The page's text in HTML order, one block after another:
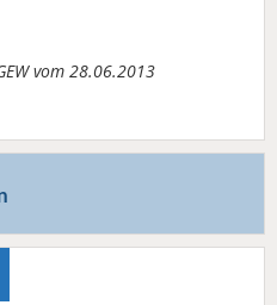
vom 28.06.2013